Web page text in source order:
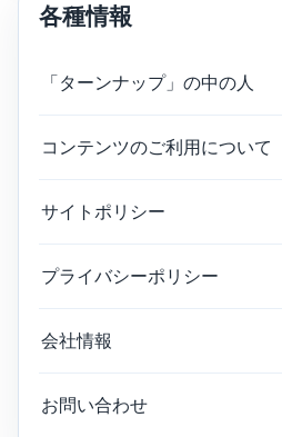
各種情報
「ターンナップ」の中の人
コンテンツのご利用について
サイトポリシー
プライバシーポリシー
会社情報
お問い合わせ